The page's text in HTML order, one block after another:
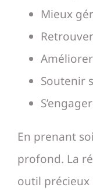
Mieux
Soutenir
En prenant
profond. La
outil précieux